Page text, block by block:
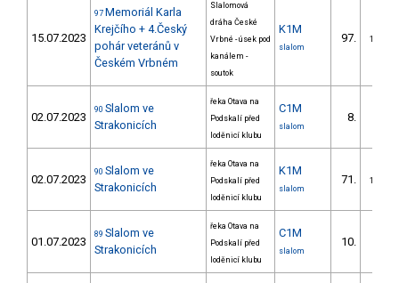
15.07.2023
97 Memoriál Karla
Krejčího + 4.Český
pohár veteránů v
Českém Vrbném
Slalomová
dráha České
Vrbné - úsek pod
kanálem -
soutok
K1M
slalom
97. 16/DM
02.07.2023
90 Slalom ve
Strakonicích
řeka Otava na
Podskalí před
loděnicí klubu
C1M
slalom
8.
02.07.2023
90 Slalom ve
Strakonicích
řeka Otava na
Podskalí před
loděnicí klubu
K1M
slalom
71. 16/DM
01.07.2023
89 Slalom ve
Strakonicích
řeka Otava na
Podskalí před
loděnicí klubu
C1M
slalom
10.